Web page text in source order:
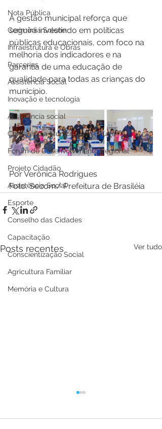
Nota Pública
Cerimônia Solene
Infraestrutura e Obras
Parcerias
Assistência Social
Inovação e tecnologia
Assistência social
Conferência Municipal de Saúde
Fórum de Desenvolvimento Regional
Projeto Cidadão
Assistência Social
Esporte
Conselho das Cidades
Capacitação
Conscientização Social
Agricultura Familiar
Memória e Cultura
A gestão municipal reforça que
seguirá investindo em políticas
públicas educacionais, com foco na
melhoria dos indicadores e na
garantia de uma educação de
qualidade para todas as crianças do
município.
Por Verônica Rodrigues
Foto: Secom/ Prefeitura de Brasiléia
Posts recentes Ver tudo